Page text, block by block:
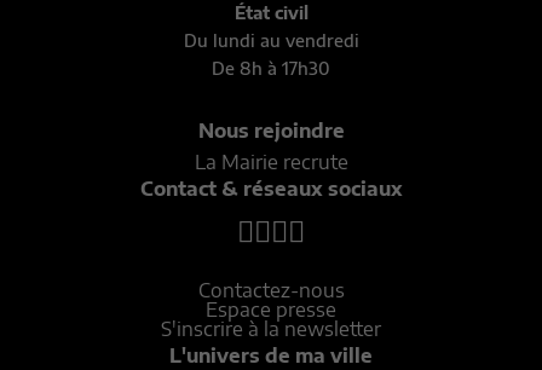
État civil
Du lundi au vendredi
De 8h à 17h30
Nous rejoindre
La Mairie recrute
Contact & réseaux sociaux
Contactez-nous
Espace presse
S'inscrire à la newsletter
L'univers de ma ville